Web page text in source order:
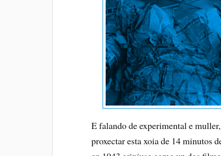
E falando de experimental e
proxectar esta xoia de 14 minutos